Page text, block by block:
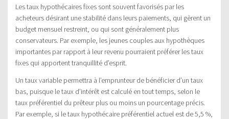
Les taux hypothécaires fixes sont souvent favorisés par les
acheteurs désirant une stabilité dans leurs paiements, qui gèrent un
budget mensuel restreint, ou qui sont généralement plus
conservateurs. Par exemple, les jeunes couples aux hypothèques
importantes par rapport à leur revenu pourraient préférer les taux
fixes qui apportent tranquillité d’esprit.
Un taux variable permettra à l’emprunteur de bénéficier d’un taux
bas, puisque le taux d’intérêt est calculé en tout temps, selon le
taux préférentiel du prêteur plus ou moins un pourcentage précis.
Par exemple, si le taux hypothécaire préférentiel actuel est de 5,5 %,